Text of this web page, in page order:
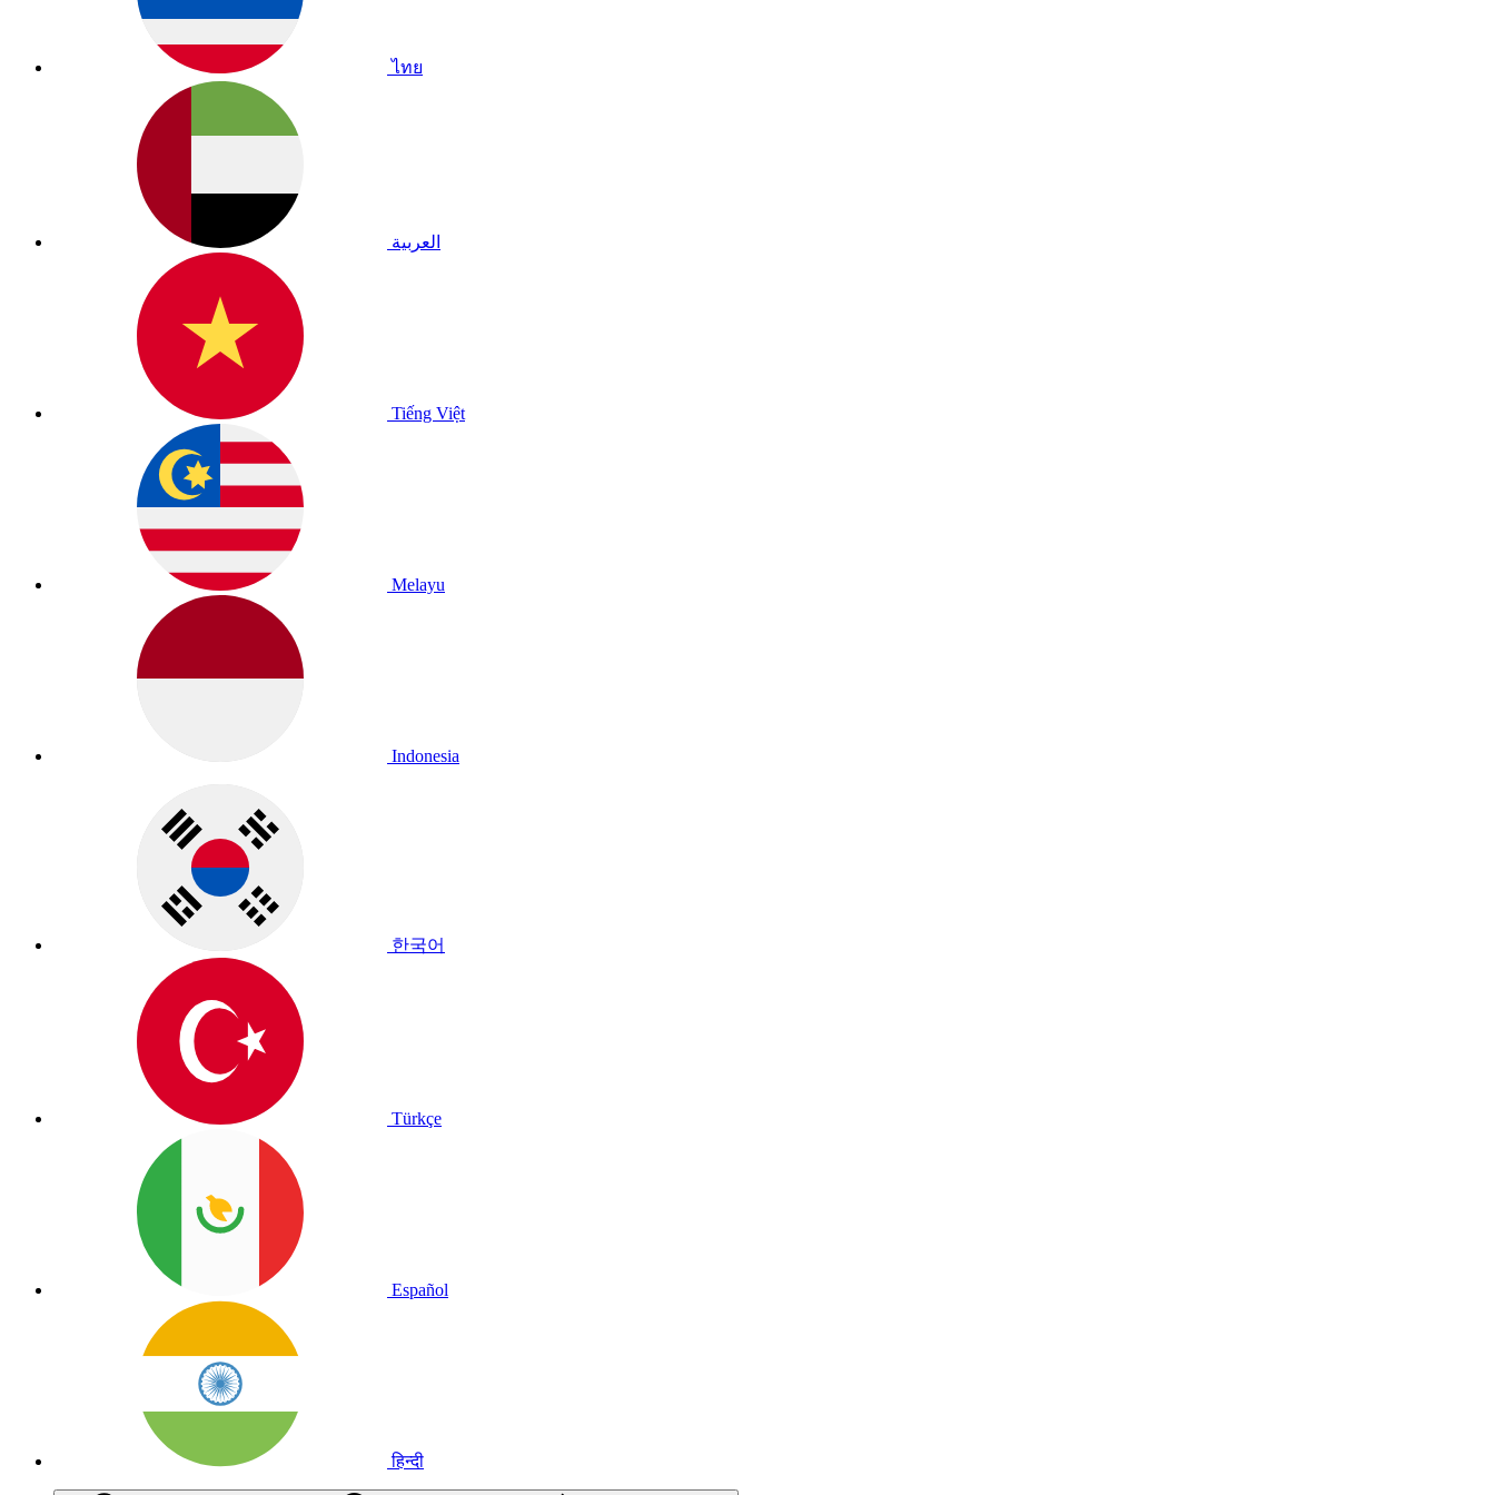
ไทย
العربية
Tiếng Việt
Melayu
Indonesia
한국어
Türkçe
Español
हिन्दी